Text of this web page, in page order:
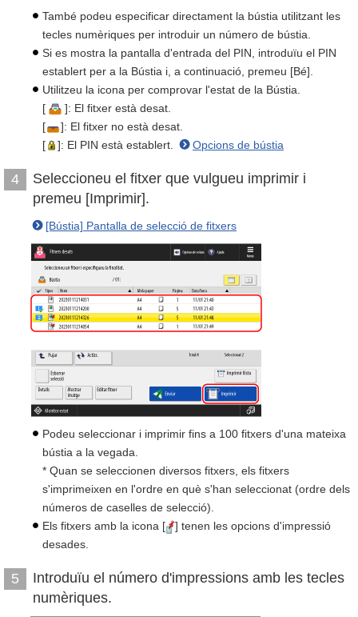
També podeu especificar directament la bústia utilitzant les
tecles numèriques per introduir un número de bústia.
Si es mostra la pantalla d'entrada del PIN, introduïu el PIN
establert per a la Bústia i, a continuació, premeu [Bé].
Utilitzeu la icona per comprovar l'estat de la Bústia.
[
]: El fitxer està desat.
[
]: El fitxer no està desat.
[
]: El PIN està establert. Opcions de bústia
4
Seleccioneu el fitxer que vulgueu imprimir i
premeu [Imprimir].
[Bústia] Pantalla de selecció de fitxers
Podeu seleccionar i imprimir fins a 100 fitxers d'una mateixa
bústia a la vegada.
* Quan se seleccionen diversos fitxers, els fitxers
s'imprimeixen en l'ordre en què s'han seleccionat (ordre dels
números de caselles de selecció).
Els fitxers amb la icona [
] tenen les opcions d'impressió
desades.
5
Introduïu el número d'impressions amb les tecles
numèriques.